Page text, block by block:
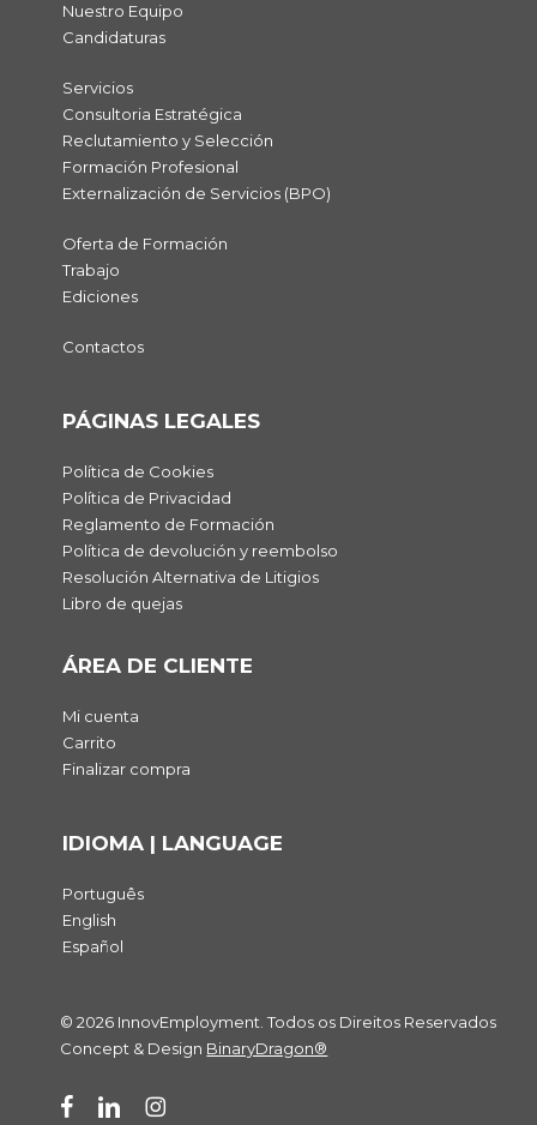
Subtotal: 0,00€
Ver carrito
Nuestro Equipo
Candidaturas
Servicios
Consultoria Estratégica
Reclutamiento y Selección
Formación Profesional
Externalización de Servicios (BPO)
Oferta de Formación
Trabajo
Ediciones
Contactos
PÁGINAS LEGALES
Política de Cookies
Política de Privacidad
Reglamento de Formación
Política de devolución y reembolso
Resolución Alternativa de Litigios
Libro de quejas
ÁREA DE CLIENTE
Mi cuenta
Carrito
Finalizar compra
IDIOMA | LANGUAGE
Português
English
Español
© 2026 InnovEmployment. Todos os Direitos Reservados
Concept & Design BinaryDragon®
facebooklinkedininstagram